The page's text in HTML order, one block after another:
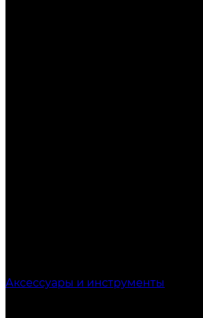
Аксессуары и инструменты